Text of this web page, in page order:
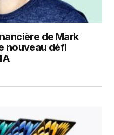
de Mark
nouveau défi